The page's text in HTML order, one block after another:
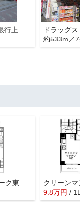
約533m／
プレールドゥーク東京EASTⅣRiverSide
クリーンマ
9.8万円 /